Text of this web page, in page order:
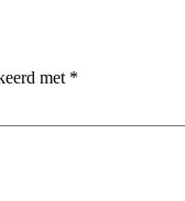
met *